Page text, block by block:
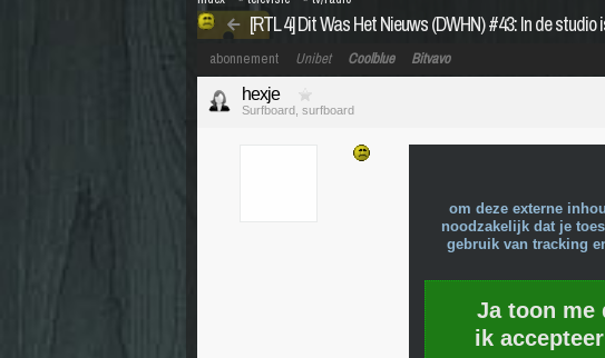
[RTL 4] Dit Was Het Nieuws (DWHN) #43: In de studio
abonnement Unibet Coolblue Bitvavo
hexje
Surfboard, surfboard
om deze externe
noodzakelijk dat je
gebruik van tracking
Ja toon me
ik